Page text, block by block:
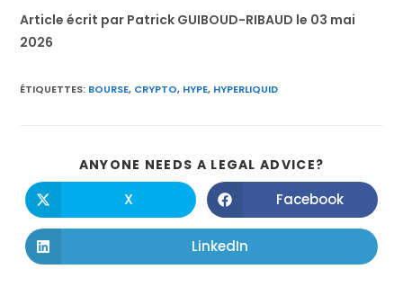
Article écrit par Patrick GUIBOUD-RIBAUD le 03 mai
2026
ÉTIQUETTES: BOURSE, CRYPTO, HYPE, HYPERLIQUID
ANYONE NEEDS A LEGAL ADVICE?
X Facebook
LinkedIn